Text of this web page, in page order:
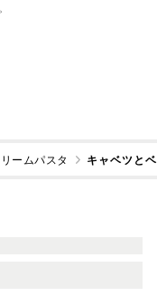
ームパスタ キャベツと